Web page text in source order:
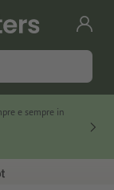
e sempre in